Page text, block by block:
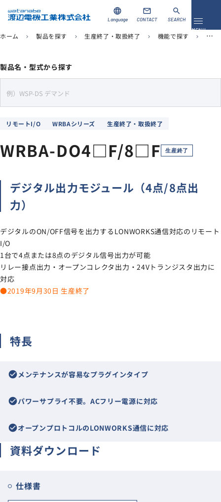
メニュ
MENU
製品を探す
当社について
企業情報
サイトマップ
ナレッジブログ
language
Language
mail
CONTACT
search
SEARCH
ホーム chevron_right 製品を探す chevron_right 生産終了・取扱終了 chevron_right 機能で探す chevron_right リ
製品名・型式から探す
e
リモートI/O WRBAシリーズ 生産終了・取扱終了
WRBA-DO4□F/8□F 生産終了
デジタル出力モジュール（4点/8点出
力）
デジタルのON/OFF信号を出力するLONWORKS通信対応のリモート
I/O
1台で4点または8点のデジタル信号出力が可能
リレー接点出力・オープンコレクタ出力・24Vトランジスタ出力に
対応
●2019年9月30日 生産終了
特長
check_circleメンテナンスが容易なプラグインタイプ
check_circleパワーサプライ不要。ACフリー電源に対応
check_circleオープンプロトコルのLONWORKS通信に対応
資料ダウンロード
仕様書